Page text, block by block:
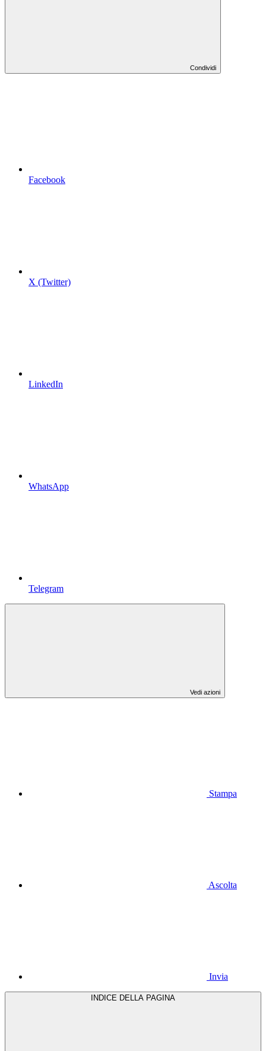
Condividi
Facebook
X (Twitter)
LinkedIn
WhatsApp
Telegram
Vedi azioni
Stampa
Ascolta
Invia